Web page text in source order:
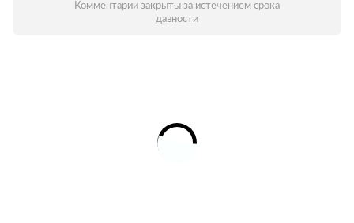
Комментарии закрыты за истечением срока
давности